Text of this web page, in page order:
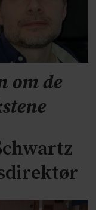
om de